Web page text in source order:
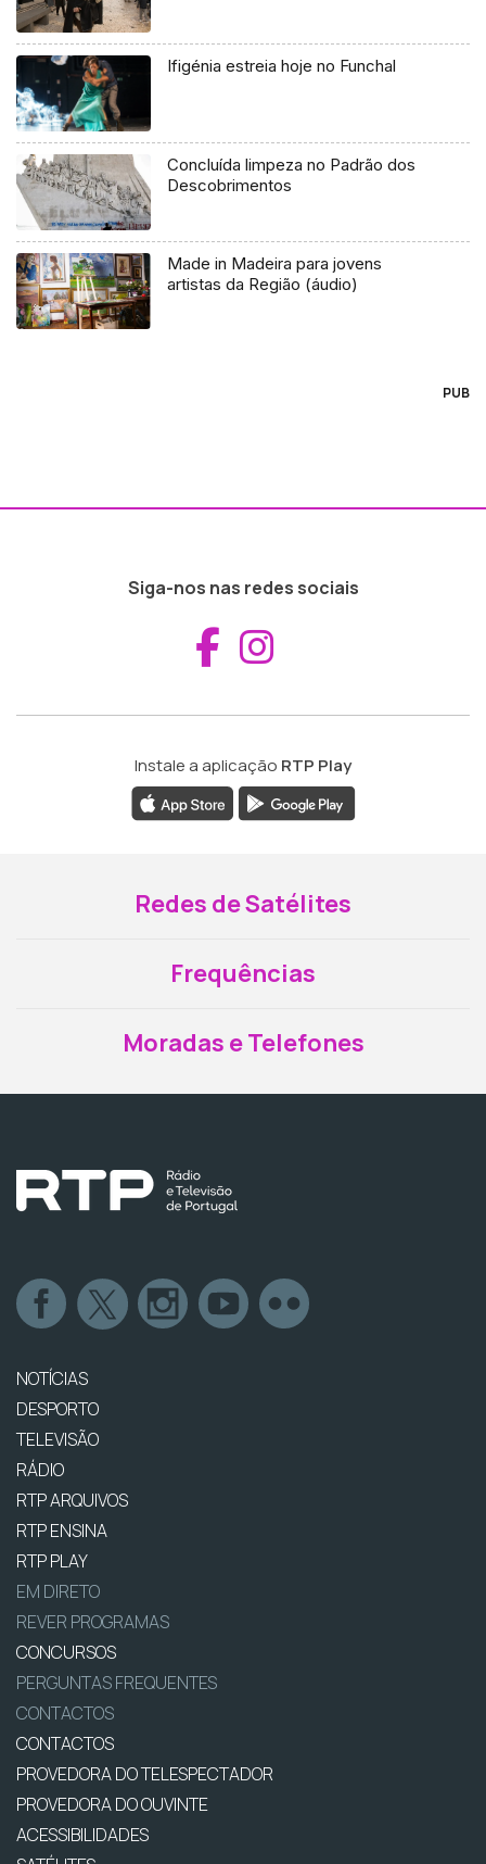
Ifigénia estreia hoje no Funchal
Concluída limpeza no Padrão dos
Descobrimentos
Made in Madeira para jovens
artistas da Região (áudio)
PUB
Siga-nos nas redes sociais
Aceder ao
Instale a aplicação RTP Play
Redes de Satélites
Frequências
Moradas e Telefones
NOTÍCIAS
DESPORTO
TELEVISÃO
RÁDIO
RTP ARQUIVOS
RTP ENSINA
RTP PLAY
EM DIRETO
REVER PROGRAMAS
CONCURSOS
PERGUNTAS FREQUENTES
CONTACTOS
CONTACTOS
PROVEDORA DO TELESPECTADOR
PROVEDORA DO OUVINTE
ACESSIBILIDADES